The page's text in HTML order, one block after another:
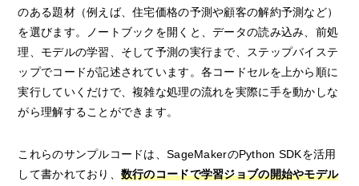
のある題材（例えば、住宅価格の予測や顧客の解約予測など）
を選びます。ノートブックを開くと、データの読み込み、前処
理、モデルの学習、そして予測の実行まで、ステップバイステ
ップでコードが記述されています。各コードセルを上から順に
実行していくだけで、複雑な処理の流れを実際に手を動かしな
がら理解することができます。
これらのサンプルコードは、SageMakerのPython SDKを活用
して書かれており、 数行のコードで学習ジョブの開始やモデル